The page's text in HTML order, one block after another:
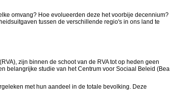
omvang? Hoe evolueerden deze het voorbije decennium?
tussen de verschillende regio's in ons land te
zijn binnen de schoot van de RVA tot op heden geen
belangrijke studie van het Centrum voor Sociaal Beleid (Bea
met hun aandeel in de totale bevolking. Deze